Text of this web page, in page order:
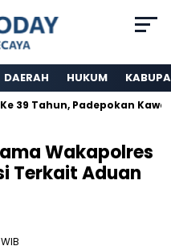
DAERAH HUKUM
Padepokan Kawargian
Wakapolres
Terkait Aduan